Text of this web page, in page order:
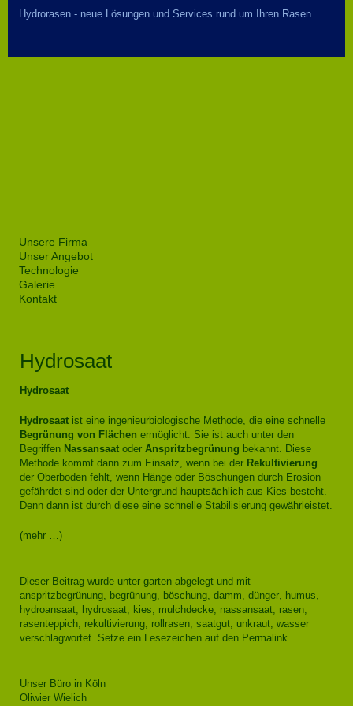
Hydrorasen - neue Lösungen und Services rund um Ihren Rasen
Unsere Firma
Unser Angebot
Technologie
Galerie
Kontakt
Hydrosaat
Hydrosaat
Hydrosaat ist eine ingenieurbiologische Methode, die eine schnelle
Begrünung von Flächen ermöglicht. Sie ist auch unter den
Begriffen Nassansaat oder Anspritzbegrünung bekannt. Diese
Methode kommt dann zum Einsatz, wenn bei der Rekultivierung
der Oberboden fehlt, wenn Hänge oder Böschungen durch Erosion
gefährdet sind oder der Untergrund hauptsächlich aus Kies besteht.
Denn dann ist durch diese eine schnelle Stabilisierung gewährleistet.
(mehr …)
Dieser Beitrag wurde unter garten abgelegt und mit
anspritzbegrünung, begrünung, böschung, damm, dünger, humus,
hydroansaat, hydrosaat, kies, mulchdecke, nassansaat, rasen,
rasenteppich, rekultivierung, rollrasen, saatgut, unkraut, wasser
verschlagwortet. Setze ein Lesezeichen auf den Permalink.
Unser Büro in Köln
Oliwier Wielich